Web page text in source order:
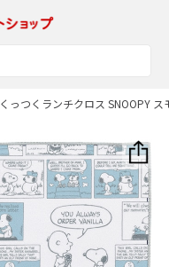
くっつくランチクロス SNOOPY